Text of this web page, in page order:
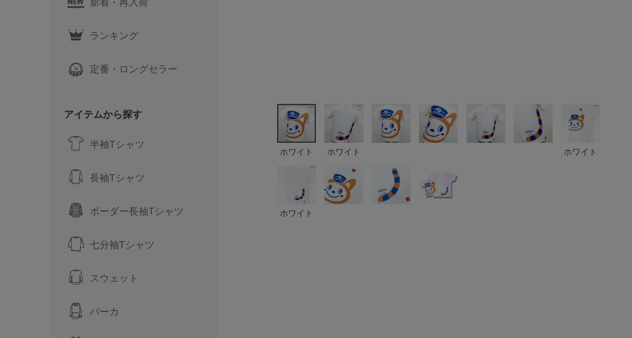
ランキング
定番・ロングセラー
アイテムから探す
半袖Tシャツ
長袖Tシャツ
ボーダー長袖Tシャツ
七分袖Tシャツ
スウェット
パーカ
ホワイト ホワイト ホワイト
ホワイト